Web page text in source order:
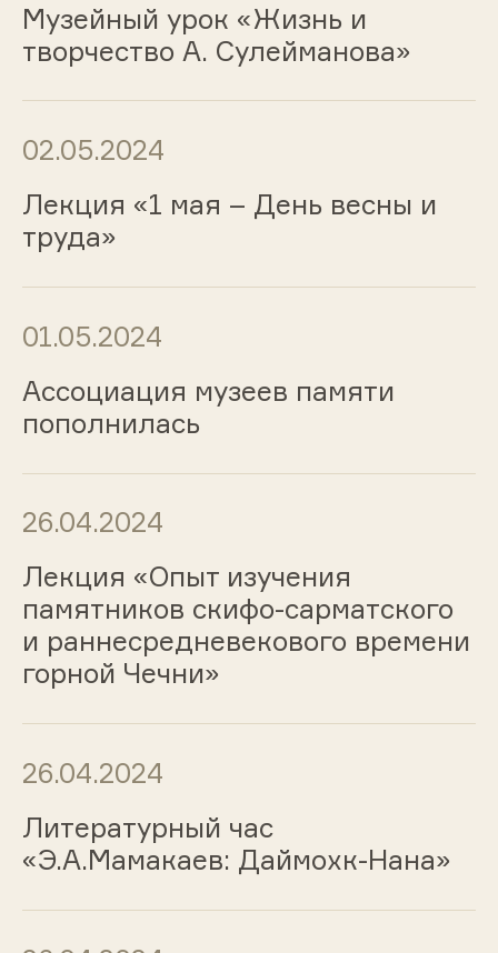
Музейный урок «Жизнь и
творчество А. Сулейманова»
02.05.2024
Лекция «1 мая – День весны и
труда»
01.05.2024
Ассоциация музеев памяти
пополнилась
26.04.2024
Лекция «Опыт изучения
памятников скифо-сарматского
и раннесредневекового времени
горной Чечни»
26.04.2024
Литературный час
«Э.А.Мамакаев: Даймохк-Нана»